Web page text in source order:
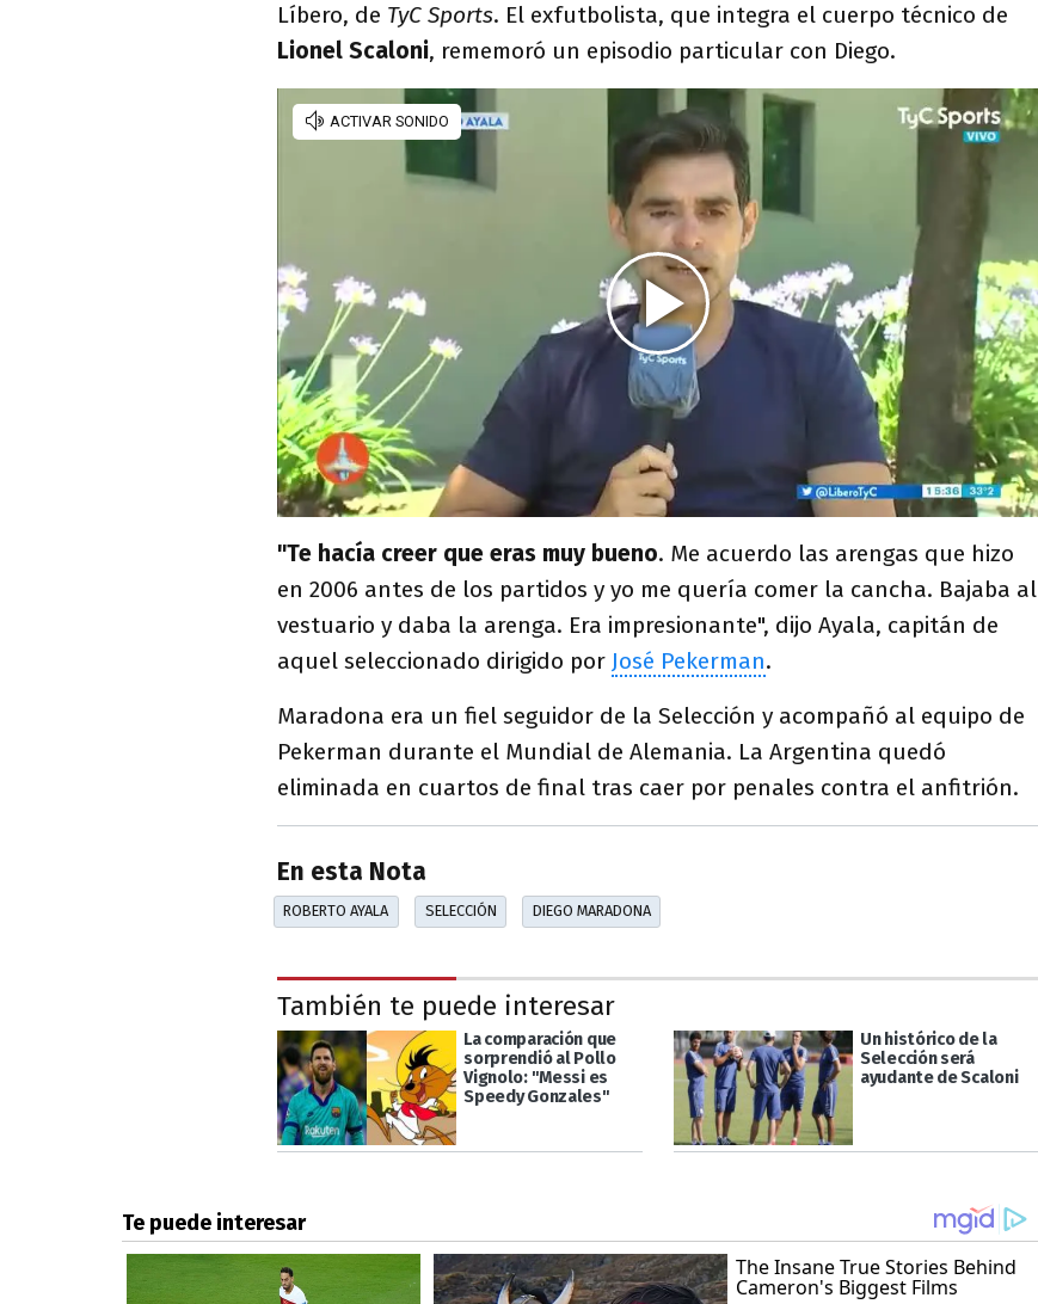
Líbero, de TyC Sports. El exfutbolista, que integra el cuerpo técnico de
Lionel Scaloni, rememoró un episodio particular con Diego.
"Te hacía creer que eras muy bueno. Me acuerdo las arengas que hizo
en 2006 antes de los partidos y yo me quería comer la cancha. Bajaba al
vestuario y daba la arenga. Era impresionante", dijo Ayala, capitán de
aquel seleccionado dirigido por José Pekerman.
Maradona era un fiel seguidor de la Selección y acompañó al equipo de
Pekerman durante el Mundial de Alemania. La Argentina quedó
eliminada en cuartos de final tras caer por penales contra el anfitrión.
En esta Nota
ROBERTO AYALA SELECCIÓN DIEGO MARADONA
También te puede interesar
La comparación que
sorprendió al Pollo
Vignolo: "Messi es
Speedy Gonzales"
Un histórico de la
Selección será
ayudante de Scaloni